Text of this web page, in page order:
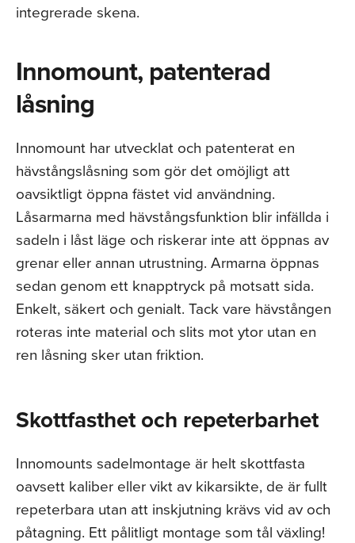
integrerade skena.
Innomount, patenterad
låsning
Innomount har utvecklat och patenterat en
hävstångslåsning som gör det omöjligt att
oavsiktligt öppna fästet vid användning.
Låsarmarna med hävstångsfunktion blir infällda i
sadeln i låst läge och riskerar inte att öppnas av
grenar eller annan utrustning. Armarna öppnas
sedan genom ett knapptryck på motsatt sida.
Enkelt, säkert och genialt. Tack vare hävstången
roteras inte material och slits mot ytor utan en
ren låsning sker utan friktion.
Skottfasthet och repeterbarhet
Innomounts sadelmontage är helt skottfasta
oavsett kaliber eller vikt av kikarsikte, de är fullt
repeterbara utan att inskjutning krävs vid av och
påtagning. Ett pålitligt montage som tål växling!